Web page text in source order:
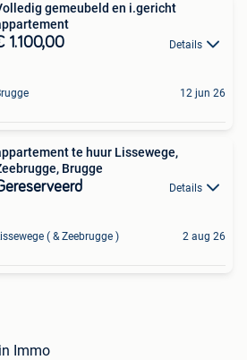
gemeubeld en i.gericht
1.100,00 Details
12 jun 26
te huur Lissewege,
Brugge
Details
( & Zeebrugge ) 2 aug 26
Immo